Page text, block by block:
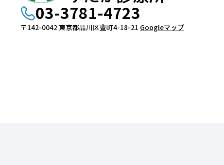
03-3781-4723
〒142-0042 東京都品川区豊町4-18-21 Googleマップ